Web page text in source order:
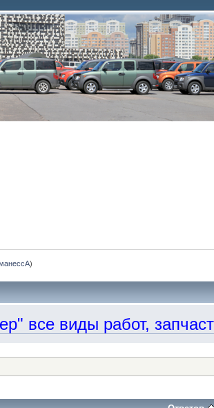
)
виды работ,